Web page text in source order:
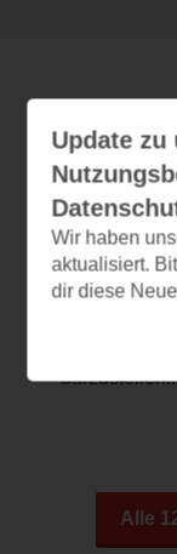
Alle
Update zu
Wir haben
aktualisiert.
dir diese